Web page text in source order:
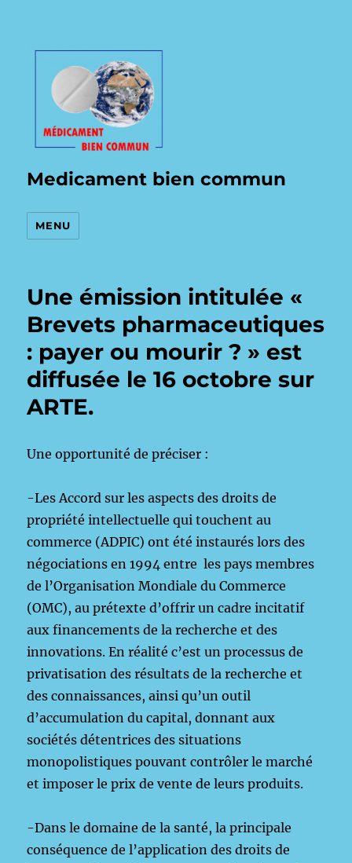
Medicament bien commun
MENU
Une émission intitulée «
Brevets pharmaceutiques
: payer ou mourir ? » est
diffusée le 16 octobre sur
ARTE.
Une opportunité de préciser :
-Les Accord sur les aspects des droits de
propriété intellectuelle qui touchent au
commerce (ADPIC) ont été instaurés lors des
négociations en 1994 entre les pays membres
de l’Organisation Mondiale du Commerce
(OMC), au prétexte d’offrir un cadre incitatif
aux financements de la recherche et des
innovations. En réalité c’est un processus de
privatisation des résultats de la recherche et
des connaissances, ainsi qu’un outil
d’accumulation du capital, donnant aux
sociétés détentrices des situations
monopolistiques pouvant contrôler le marché
et imposer le prix de vente de leurs produits.
-Dans le domaine de la santé, la principale
conséquence de l’application des droits de